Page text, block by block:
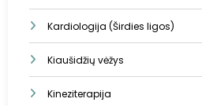
Kardiologija (Širdies ligos)
Kiaušidžių vėžys
Kineziterapija